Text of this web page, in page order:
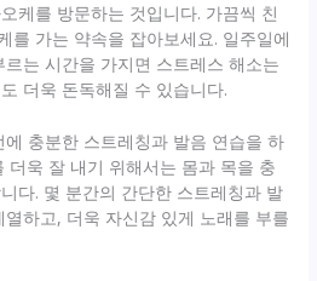
케를 방문하는 것입니다. 가끔씩 친
를 가는 약속을 잡아보세요. 일주일에
는 시간을 가지면 스트레스 해소는
더욱 돈독해질 수 있습니다.
충분한 스트레칭과 발음 연습을 하
더욱 잘 내기 위해서는 몸과 목을 충
다. 몇 분간의 간단한 스트레칭과 발
하고, 더욱 자신감 있게 노래를 부를